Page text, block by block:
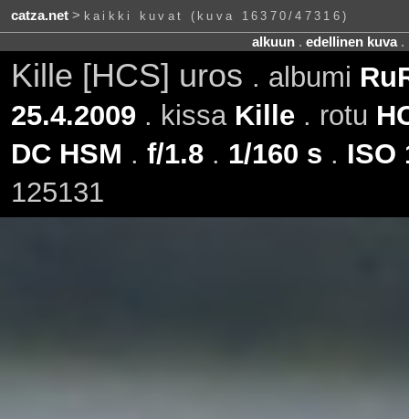
catza.net> kaikki kuvat (kuva 16370/47316)
alkuun. edellinen kuva.
Kille [HCS] uros . albumi
25.4.2009 . kissa Kille. rotu
DC HSM . f/1.8. 1/160 s . ISO
125131